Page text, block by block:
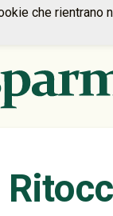
che